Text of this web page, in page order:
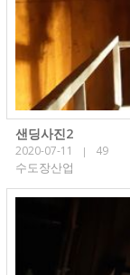
샌딩사진2
2020-07-11 | 49
수도장산업